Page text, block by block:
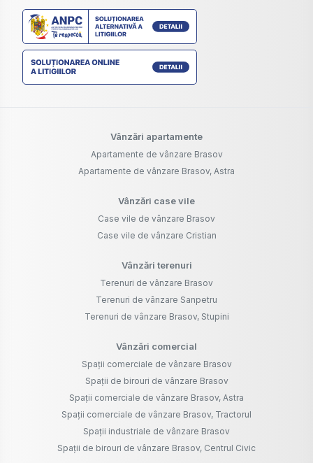
Vânzări apartamente
Apartamente de vânzare Brasov
Apartamente de vânzare Brasov, Astra
Vânzări case vile
Case vile de vânzare Brasov
Case vile de vânzare Cristian
Vânzări terenuri
Terenuri de vânzare Brasov
Terenuri de vânzare Sanpetru
Terenuri de vânzare Brasov, Stupini
Vânzări comercial
Spații comerciale de vânzare Brasov
Spații de birouri de vânzare Brasov
Spații comerciale de vânzare Brasov, Astra
Spații comerciale de vânzare Brasov, Tractorul
Spații industriale de vânzare Brasov
Spații de birouri de vânzare Brasov, Centrul Civic